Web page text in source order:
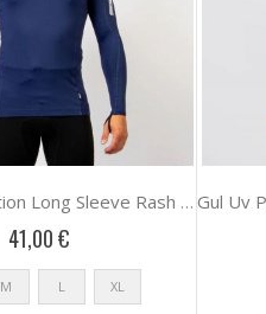
Gul Uv Protection Long Sleeve Rash Vest
41,00 €
M L XL